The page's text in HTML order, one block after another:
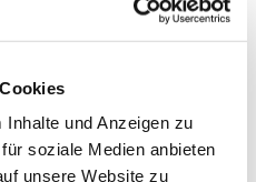
und Anzeigen zu
soziale Medien anbieten
unsere Website zu
Hellweg e. V.